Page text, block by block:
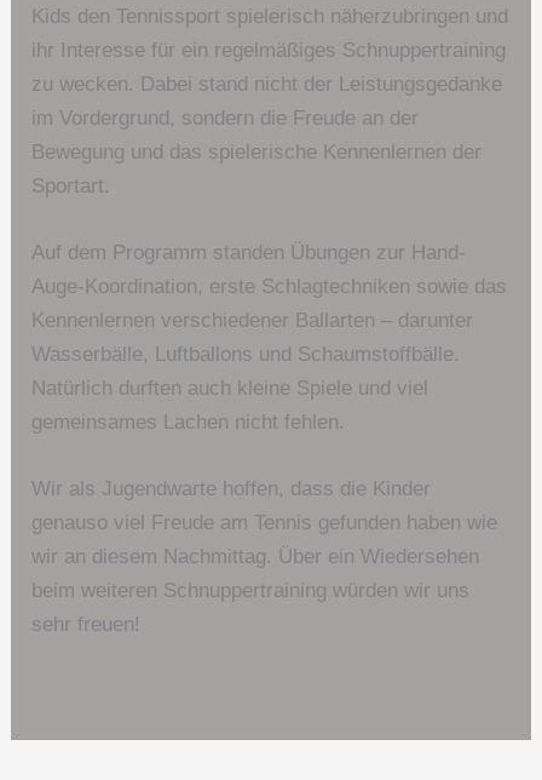
Kids den Tennissport spielerisch näherzubringen und
ihr Interesse für ein regelmäßiges Schnuppertraining
zu wecken. Dabei stand nicht der Leistungsgedanke
im Vordergrund, sondern die Freude an der
Bewegung und das spielerische Kennenlernen der
Sportart.
Auf dem Programm standen Übungen zur Hand-
Auge-Koordination, erste Schlagtechniken sowie das
Kennenlernen verschiedener Ballarten – darunter
Wasserbälle, Luftballons und Schaumstoffbälle.
Natürlich durften auch kleine Spiele und viel
gemeinsames Lachen nicht fehlen.
Wir als Jugendwarte hoffen, dass die Kinder
genauso viel Freude am Tennis gefunden haben wie
wir an diesem Nachmittag. Über ein Wiedersehen
beim weiteren Schnuppertraining würden wir uns
sehr freuen!